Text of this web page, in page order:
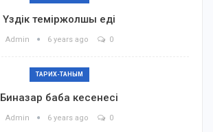
Үздік теміржолшы еді
Admin 6 years ago 0
ТАРИХ-ТАНЫМ
Биназар баба кесенесі
Admin 6 years ago 0